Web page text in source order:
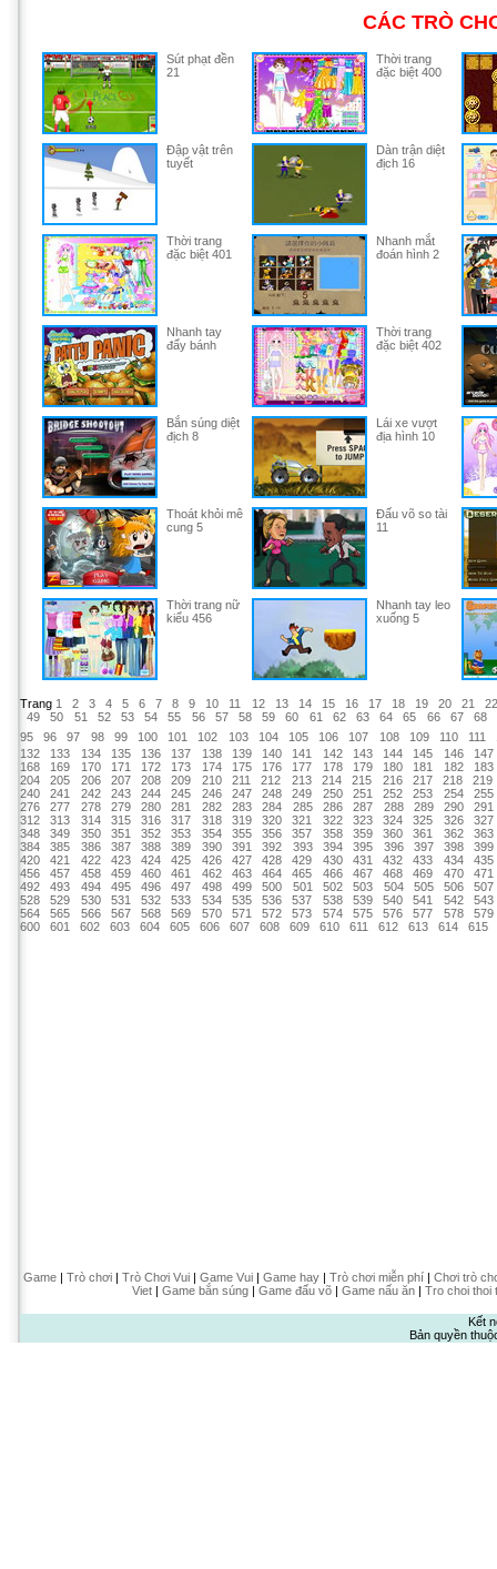
CÁC TRÒ
Sút phạt đền
21
Thời trang
đặc biệt 400
Đập vật trên
tuyết
Dàn trận diệt
địch 16
Thời trang
đặc biệt 401
Nhanh mắt
đoán hình 2
Nhanh tay
đẩy bánh
Thời trang
đặc biệt 402
Bắn súng diệt
địch 8
Lái xe vượt
địa hình 10
Thoát khỏi mê
cung 5
Đấu võ so tài
11
Thời trang nữ
kiểu 456
Nhanh tay leo
xuống 5
Trang 1 2 3 4 5 6 7 8 9 10 11 12 13 14 15 16 17 18 19 20 21
22
49
50 51 52 53 54 55 56 57 58 59 60 61 62 63 64 65 66 67
68
95
96 97 98 99 100 101 102 103 104 105 106 107 108 109 110 111
132
133 134 135 136 137 138 139 140 141 142 143 144 145 146
147
168
169 170 171 172 173 174 175 176 177 178 179 180 181 182
183
204
205 206 207 208 209 210 211 212 213 214 215 216 217 218
219
240
241 242 243 244 245 246 247 248 249 250 251 252 253 254
255
276
277 278 279 280 281 282 283 284 285 286 287 288 289 290
291
312
313 314 315 316 317 318 319 320 321 322 323 324 325 326
327
348
349 350 351 352 353 354 355 356 357 358 359 360 361 362
363
384
385 386 387 388 389 390 391 392 393 394 395 396 397 398
399
420
421 422 423 424 425 426 427 428 429 430 431 432 433 434
435
456
457 458 459 460 461 462 463 464 465 466 467 468 469 470
471
492
493 494 495 496 497 498 499 500 501 502 503 504 505 506
507
528
529 530 531 532 533 534 535 536 537 538 539 540 541 542
543
564
565 566 567 568 569 570 571 572 573 574 575 576 577 578
579
600
601 602 603 604 605 606 607 608 609 610 611 612 613 614 615
Game| Trò chơi| Trò Chơi Vui| Game Vui| Game hay| Trò chơi miễn phí| Chơi trò
Viet| Game bắn súng| Game đấu võ| Game nấu ăn| Tro choi thoi
Kết
Bản quyền